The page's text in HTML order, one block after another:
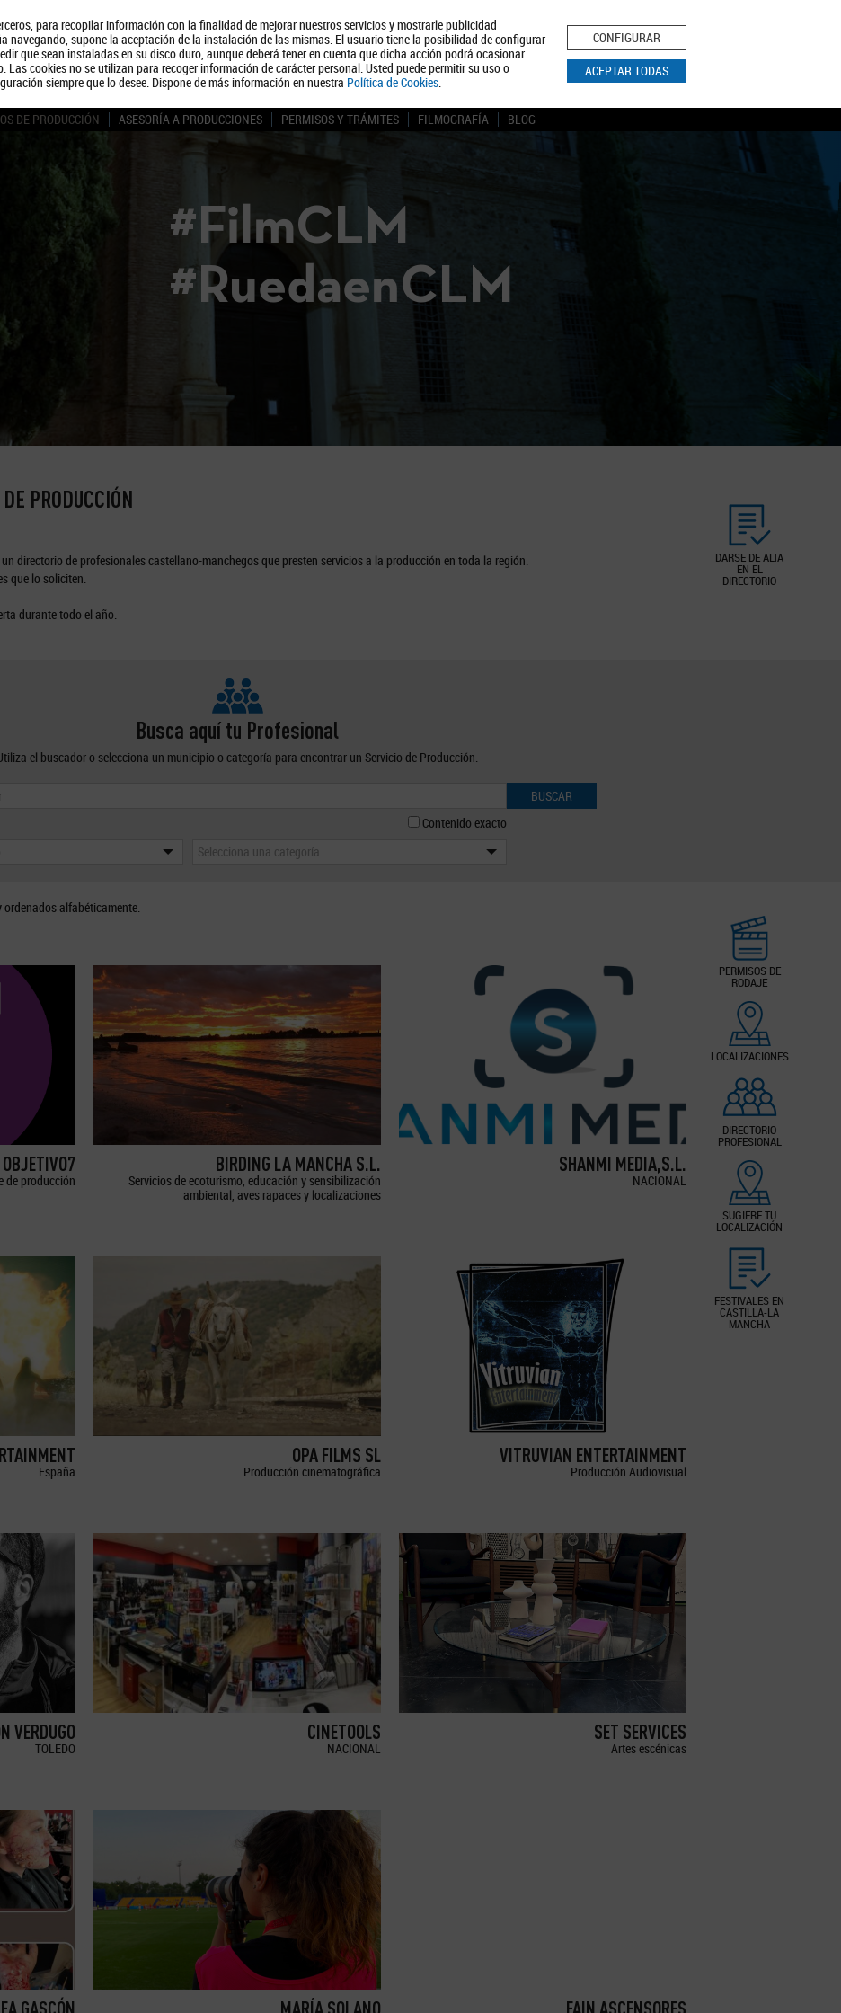
para recopilar información con la finalidad de mejorar nuestros servicios y mostrarle publicidad
navegando, supone la aceptación de la instalación de las mismas. El usuario tiene la posibilidad de configurar
que sean instaladas en su disco duro, aunque deberá tener en cuenta que dicha acción podrá ocasionar
cookies no se utilizan para recoger información de carácter personal. Usted puede permitir su uso o
siempre que lo desee. Dispone de más información en nuestra Política de Cookies.
CONFIGURAR
ACEPTAR TODAS
Quiénes somos Turismo Política de Privacidad Aviso Legal Política de Cookies
BUSCAR
DE PRODUCCIÓN ASESORÍA A PRODUCCIONES PERMISOS Y TRÁMITES FILMOGRAFÍA BLOG
#FilmCLM
#RuedaenCLM
DARSE DE ALTA
EN EL
DIRECTORIO
PRODUCCIÓN
directorio de profesionales castellano-manchegos que presten servicios a la producción en toda la región.
que lo soliciten.
durante todo el año.
Busca aquí tu Profesional
el buscador o selecciona un municipio o categoría para encontrar un Servicio de Producción.
BUSCAR
Contenido exacto
Selecciona una categoría
PERMISOS DE
RODAJE
LOCALIZACIONES
DIRECTORIO
PROFESIONAL
SUGIERE TU
LOCALIZACIÓN
FESTIVALES EN
CASTILLA-LA
MANCHA
alfabéticamente.
OBJETIVO7
de producción
BIRDING LA MANCHA S.L.
Servicios de ecoturismo, educación y sensibilización
ambiental, aves rapaces y localizaciones
SHANMI MEDIA,S.L.
NACIONAL
España
OPA FILMS SL
Producción cinematográfica
VITRUVIAN ENTERTAINMENT
Producción Audiovisual
VERDUGO
TOLEDO
CINETOOLS
NACIONAL
SET SERVICES
Artes escénicas
GASCÓN MARÍA SOLANO FAIN ASCENSORES